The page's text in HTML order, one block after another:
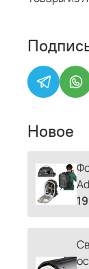
Новое